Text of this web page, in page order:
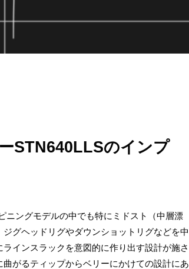
STN640LLSのインプ
ニングモデルの中でも特にミドスト（中層漂
グヘッドリグやダウンショットリグなどを中
インスラックを意図的に作り出す設計が施さ
がるティップからベリーにかけての設計にあ